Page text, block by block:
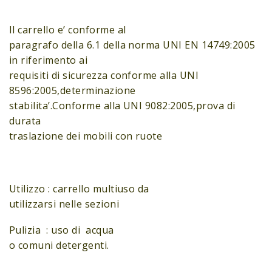
Il carrello e’ conforme al
paragrafo della 6.1 della norma UNI EN 14749:2005
in riferimento ai
requisiti di sicurezza conforme alla UNI
8596:2005,determinazione
stabilita’.Conforme alla UNI 9082:2005,prova di
durata
traslazione dei mobili con ruote
Utilizzo : carrello multiuso da
utilizzarsi nelle sezioni
Pulizia : uso di acqua
o comuni detergenti.